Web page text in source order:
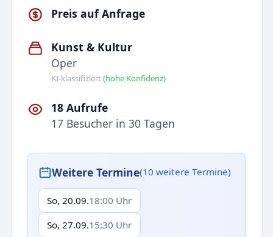
Preis auf Anfrage
Kunst & Kultur
Oper
KI-klassifiziert(hohe Konfidenz)
18 Aufrufe
17 Besucher in 30 Tagen
Weitere Termine(10 weitere Termine)
So, 20.09.18:00 Uhr
So, 27.09.15:30 Uhr